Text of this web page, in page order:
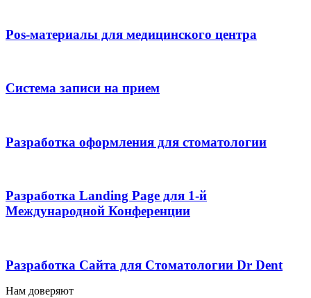
Pos-материалы для медицинского центра
Система записи на прием
Разработка оформления для стоматологии
Разработка Landing Page для 1-й
Международной Конференции
Разработка Сайта для Стоматологии Dr Dent
Нам доверяют